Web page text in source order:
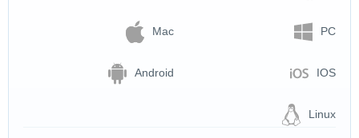
PC
Mac
IOS
Android
Linux